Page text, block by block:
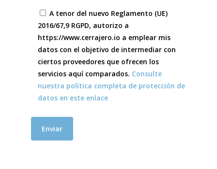
A tenor del nuevo Reglamento (UE)
2016/67,9 RGPD, autorizo a
https://www.cerrajero.io a emplear mis
datos con el objetivo de intermediar con
ciertos proveedores que ofrecen los
servicios aquí comparados. Consulte
nuestra política completa de protección de
datos en este enlace